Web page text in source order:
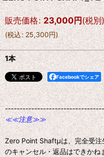
販売価格: 23,000円(税別)
(税込: 25,300円)
1本
Facebookでシェア
≪≪注意≫≫
Zero Point Shaftμは、完全受
のキャンセル・返品はできかね